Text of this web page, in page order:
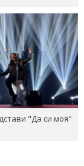
"Да си моя"